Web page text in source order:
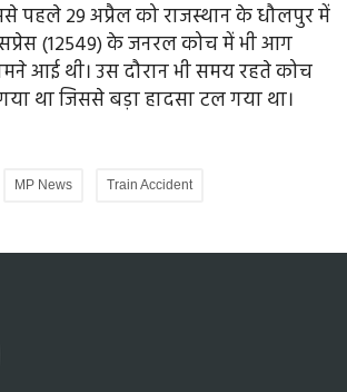
पहले 29 अप्रैल को राजस्थान के धौलपुर में
(12549) के जनरल कोच में भी आग
आई थी। उस दौरान भी समय रहते कोच
था जिससे बड़ा हादसा टल गया था।
MP News Train Accident